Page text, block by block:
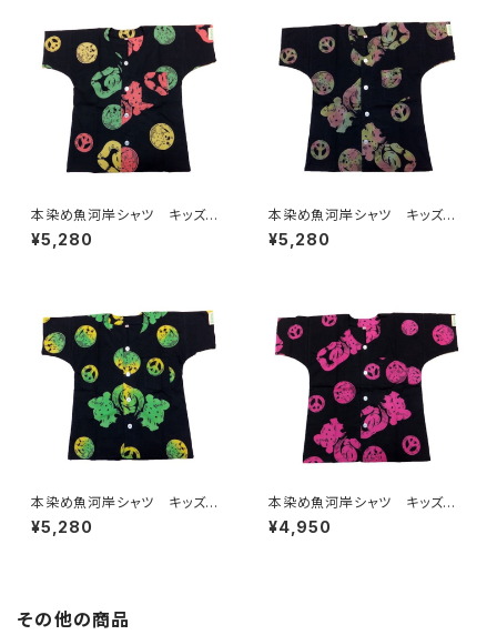
ちシャツ 焼津 浜通り 港町
ちシャツ 焼津 浜通り 港町
本染め魚河岸シャツ キッズ用1
10サイズ 認定証付き 木綿
晒 平和柄 黒×ラスタ 子供
いちシャツ 焼津 浜通り 港
町
¥5,280
本染め魚河岸シャツ キッズ用1
10サイズ 認定証付き 木綿
晒 平和柄 黒×迷彩カモ 子
濱いちシャツ 焼津 浜通り
港町
¥5,280
本染め魚河岸シャツ キッズ用1
10サイズ 認定証付き 木綿
晒 平和柄 黒×ジャマイカグ
ツ 焼津 浜通り 港町
¥5,280
本染め魚河岸シャツ キッズ用1
10サイズ 認定証付き 木綿
晒 平和柄 黒×ピンク 子供
¥4,950
その他の商品